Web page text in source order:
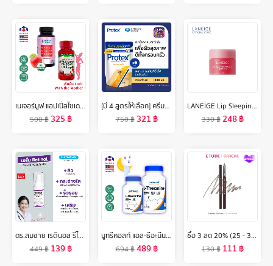
เนเจอร์มูฟ แอปเปิ้ลไซเดอร์ เวนิกา 1200 mg/s แคปซูล NATURE MOVE Apple Cider Vinegar ACV /กินกับ ซีแอลเอ การ์ซีเนีย ส้มแขก แอล-คาร์นิทีน ถั่วขาว
500฿ 325 ฿
[มี 4 สูตรให้เลือก] ครีมอาบน้ำโพรเทคส์ 400 มล. ช่วยลดการสะสมของแบคทีเรีย ถุงเติม 6 ถุง (ครีมอาบน้ำ) Protex Shower Cream 400ml Total 6 Packs (Shower Cream)
750฿ 321 ฿
LANEIGE Lip Sleeping Mask Mini Berry 8g ลาเนจ ลิป สลีปปิ้ง มาส์ก มินิ กลิ่นเบอร์รี่ ลิปมันบำรุงปาก สีชมพู ลิปมัน เพิ่มความชุ่มชื้น ริมฝีปากนุ่ม เรียบเนียน
330฿248฿
ดร.สมชาย เรตินอล รีไวฟ์ เซรั่ม 20 กรัม Dr.Somchai Retinol Revive Serum
449฿ 139฿
นูทรีคอสท์ แอล-ธีอะนีน 200 mg แคปซูล Nutricost L-Theanine /กินร่วมกับ ถั่งเช่า น้ำมันปลา โอเมก้า 3 กระเทียมสกัด กาบา กิงโกะ กรีนที แอล-กลูตามีน วิตามินบี วิตามินซี กรดอะมิโน
694฿489฿
ซื้อ 3 ลด 20% (25 - 31 ต.ค. 67) ETUDE Drawing Eye Brow (0.25 g จำนวน 1 ชิ้น) อีทูดี้ ดินสอเขียนคิ้ว
130฿ 111 ฿